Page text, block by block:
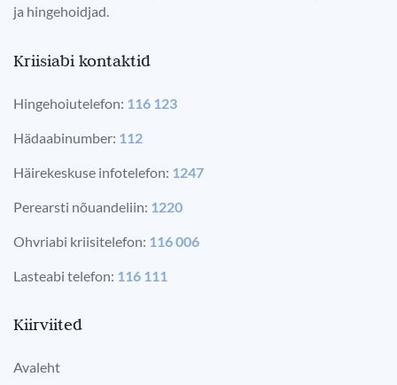
ja hingehoidjad.
Kriisiabi kontaktid
Hingehoiutelefon: 116 123
Hädaabinumber: 112
Häirekeskuse infotelefon: 1247
Perearsti nõuandeliin: 1220
Ohvriabi kriisitelefon: 116 006
Lasteabi telefon: 116 111
Kiirviited
Avaleht